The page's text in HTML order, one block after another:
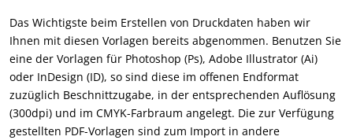
Das Wichtigste beim Erstellen von Druckdaten haben wir
Ihnen mit diesen Vorlagen bereits abgenommen. Benutzen Sie
eine der Vorlagen für Photoshop (Ps), Adobe Illustrator (Ai)
oder InDesign (ID), so sind diese im offenen Endformat
zuzüglich Beschnittzugabe, in der entsprechenden Auflösung
(300dpi) und im CMYK-Farbraum angelegt. Die zur Verfügung
gestellten PDF-Vorlagen sind zum Import in andere